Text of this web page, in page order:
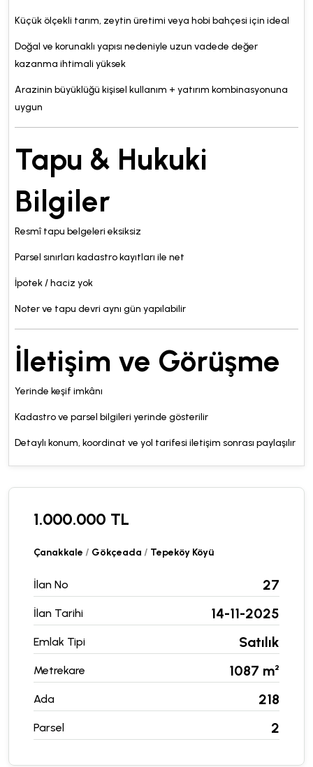
Küçük ölçekli tarım, zeytin üretimi veya hobi bahçesi için ideal
Doğal ve korunaklı yapısı nedeniyle uzun vadede değer
kazanma ihtimali yüksek
Arazinin büyüklüğü kişisel kullanım + yatırım kombinasyonuna
uygun
Tapu & Hukuki
Bilgiler
Resmî tapu belgeleri eksiksiz
Parsel sınırları kadastro kayıtları ile net
İpotek / haciz yok
Noter ve tapu devri aynı gün yapılabilir
İletişim ve Görüşme
Yerinde keşif imkânı
Kadastro ve parsel bilgileri yerinde gösterilir
Detaylı konum, koordinat ve yol tarifesi iletişim sonrası paylaşılır
1.000.000 TL
Çanakkale / Gökçeada / Tepeköy Köyü
İlan No 27
İlan Tarihi 14-11-2025
Emlak Tipi Satılık
Metrekare 1087 m²
Ada 218
Parsel 2